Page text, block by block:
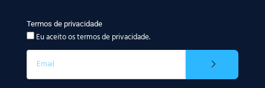
Termos de privacidade
Eu aceito os termos de privacidade.